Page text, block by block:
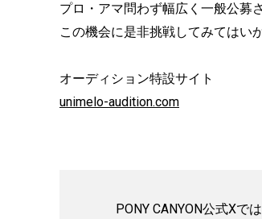
プロ・アマ問わず幅広く一般公募
この機会に是非挑戦してみてはい
オーディション特設サイト
unimelo-audition.com
PONY CANYON公式Xでは